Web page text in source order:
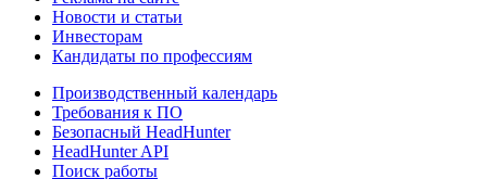
Новости и статьи
Инвесторам
Кандидаты по профессиям
Производственный календарь
Требования к ПО
Безопасный HeadHunter
HeadHunter API
Поиск работы